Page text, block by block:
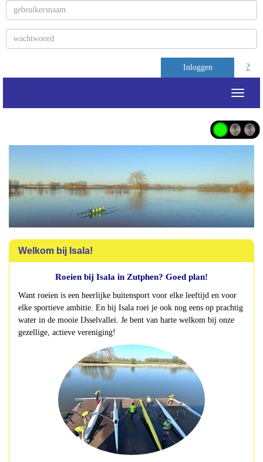
Inloggen ?
Welkom bij Isala!
Roeien bij Isala in Zutphen? Goed plan!
Want roeien is een heerlijke buitensport voor elke leeftijd en voor
elke sportieve ambitie. En bij Isala roei je ook nog eens op prachtig
water in de mooie IJsselvallei. Je bent van harte welkom bij onze
gezellige, actieve vereniging!